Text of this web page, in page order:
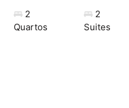
2
Quartos
2
Suites